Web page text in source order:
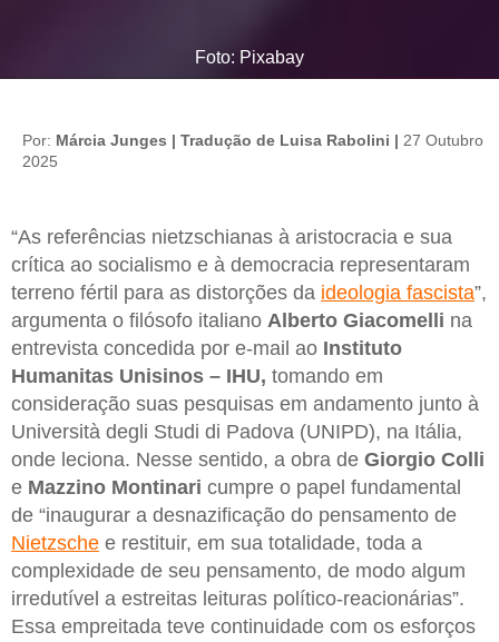
Foto: Pixabay
Por: Márcia Junges | Tradução de Luisa Rabolini | 27 Outubro
2025
“As referências nietzschianas à aristocracia e sua
crítica ao socialismo e à democracia representaram
terreno fértil para as distorções da ideologia fascista”,
argumenta o filósofo italiano Alberto Giacomelli na
entrevista concedida por e-mail ao Instituto
Humanitas Unisinos – IHU, tomando em
consideração suas pesquisas em andamento junto à
Università degli Studi di Padova (UNIPD), na Itália,
onde leciona. Nesse sentido, a obra de Giorgio Colli
e Mazzino Montinari cumpre o papel fundamental
de “inaugurar a desnazificação do pensamento de
Nietzsche e restituir, em sua totalidade, toda a
complexidade de seu pensamento, de modo algum
irredutível a estreitas leituras político-reacionárias”.
Essa empreitada teve continuidade com os esforços